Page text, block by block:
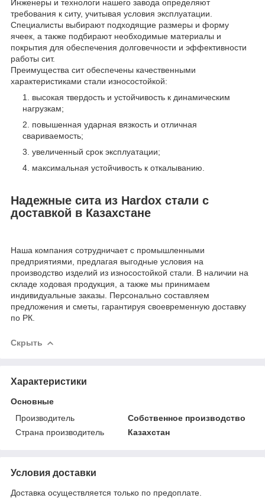
Инженеры и технологи нашего завода определяют
требования к ситу, учитывая условия эксплуатации.
Специалисты выбирают подходящие размеры и форму
ячеек, а также подбирают необходимые материалы и
покрытия для обеспечения долговечности и эффективности
работы сит.
Преимущества сит обеспечены качественными
характеристиками стали износостойкой:
высокая твердость и устойчивость к динамическим
нагрузкам;
повышенная ударная вязкость и отличная
свариваемость;
увеличенный срок эксплуатации;
максимальная устойчивость к откалыванию.
Надежные сита из Hardox стали с
доставкой в Казахстане
Наша компания сотрудничает с промышленными
предприятиями, предлагая выгодные условия на
производство изделий из износостойкой стали. В наличии на
складе ходовая продукция, а также мы принимаем
индивидуальные заказы. Персонально составляем
предложения и сметы, гарантируя своевременную доставку
по РК.
Скрыть
Характеристики
Основные
Производитель
Собственное производство
Страна производитель
Казахстан
Условия доставки
Доставка осуществляется только по предоплате.